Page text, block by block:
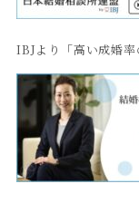
IBJより「高い成婚